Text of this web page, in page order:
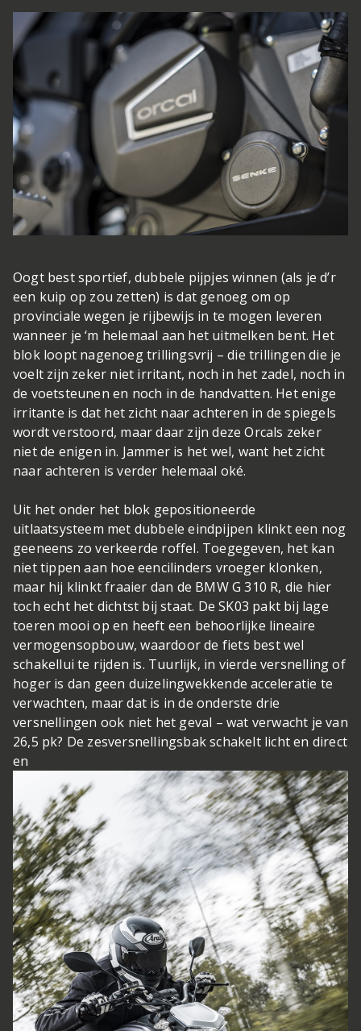
Oogt best sportief, dubbele pijpjes winnen (als je d’r
een kuip op zou zetten) is dat genoeg om op
provinciale wegen je rijbewijs in te mogen leveren
wanneer je ‘m helemaal aan het uitmelken bent. Het
blok loopt nagenoeg trillingsvrij – die trillingen die je
voelt zijn zeker niet irritant, noch in het zadel, noch in
de voetsteunen en noch in de handvatten. Het enige
irritante is dat het zicht naar achteren in de spiegels
wordt verstoord, maar daar zijn deze Orcals zeker
niet de enigen in. Jammer is het wel, want het zicht
naar achteren is verder helemaal oké.
Uit het onder het blok gepositioneerde
uitlaatsysteem met dubbele eindpijpen klinkt een nog
geeneens zo verkeerde roffel. Toegegeven, het kan
niet tippen aan hoe eencilinders vroeger klonken,
maar hij klinkt fraaier dan de BMW G 310 R, die hier
toch echt het dichtst bij staat. De SK03 pakt bij lage
toeren mooi op en heeft een behoorlijke lineaire
vermogensopbouw, waardoor de fiets best wel
schakellui te rijden is. Tuurlijk, in vierde versnelling of
hoger is dan geen duizelingwekkende acceleratie te
verwachten, maar dat is in de onderste drie
versnellingen ook niet het geval – wat verwacht je van
26,5 pk? De zesversnellingsbak schakelt licht en direct
en